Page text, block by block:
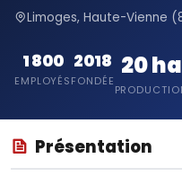
Limoges, Haute-Vienne
1 800
EMPLOYÉS
2018
FONDÉE
20 ha
Présentation